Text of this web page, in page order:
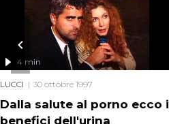
Dalla salute al porno ecco i
benefici dell'urina
4 min
LUCCI 30 ottobre 1997